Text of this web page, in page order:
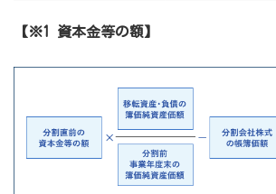
【※1 資本金等の額】